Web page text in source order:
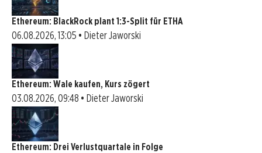
Ethereum: BlackRock plant 1:3-Split für ETHA
06.08.2026, 13:05 • Dieter Jaworski
Ethereum: Wale kaufen, Kurs zögert
03.08.2026, 09:48 • Dieter Jaworski
Ethereum: Drei Verlustquartale in Folge